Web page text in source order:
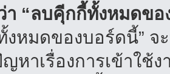
“ลบคุีกกี้ทั้งหมดขอ
หมดของบอร์ดนี้” จ
าเรื่องการเข้าใช้